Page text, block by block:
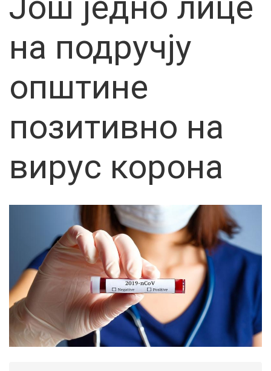
на подручју
општине
позитивно на
вирус корона